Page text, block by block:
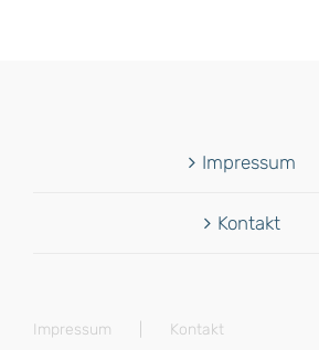
Impressum
Kontakt
Impressum Kontakt